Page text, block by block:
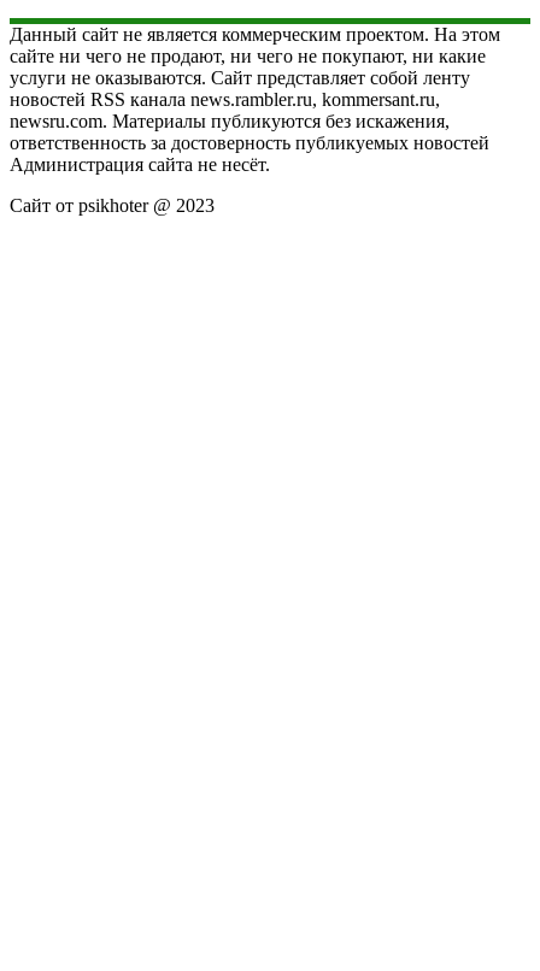
Данный сайт не является коммерческим проектом. На этом
сайте ни чего не продают, ни чего не покупают, ни какие
услуги не оказываются. Сайт представляет собой ленту
новостей RSS канала news.rambler.ru, kommersant.ru,
newsru.com. Материалы публикуются без искажения,
ответственность за достоверность публикуемых новостей
Администрация сайта не несёт.
Сайт от psikhoter @ 2023